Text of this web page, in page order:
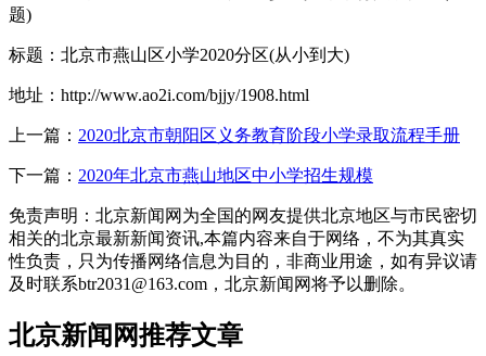
题)
标题：北京市燕山区小学2020分区(从小到大)
地址：http://www.ao2i.com/bjjy/1908.html
上一篇： 2020北京市朝阳区义务教育阶段小学录取流程手册
下一篇： 2020年北京市燕山地区中小学招生规模
免责声明：北京新闻网为全国的网友提供北京地区与市民密切
相关的北京最新新闻资讯,本篇内容来自于网络，不为其真实
性负责，只为传播网络信息为目的，非商业用途，如有异议请
及时联系btr2031@163.com，北京新闻网将予以删除。
北京新闻网推荐文章